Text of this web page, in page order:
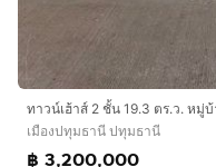
เมืองปทุมธานี ปทุมธานี
฿ 3,200,000